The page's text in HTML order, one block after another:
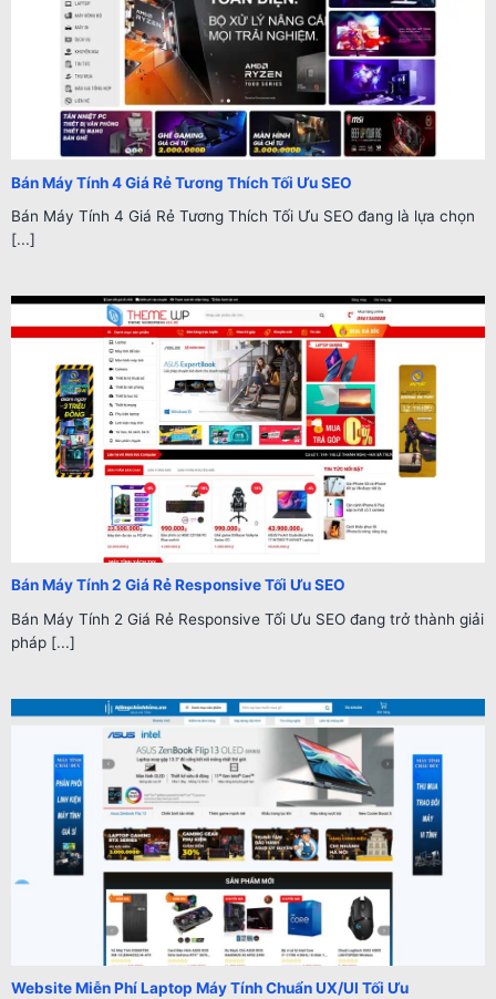
Bán Máy Tính 4 Giá Rẻ Tương Thích Tối Ưu SEO
Bán Máy Tính 4 Giá Rẻ Tương Thích Tối Ưu SEO đang là lựa chọn
[...]
Bán Máy Tính 2 Giá Rẻ Responsive Tối Ưu SEO
Bán Máy Tính 2 Giá Rẻ Responsive Tối Ưu SEO đang trở thành giải
pháp [...]
Website Miễn Phí Laptop Máy Tính Chuẩn UX/UI Tối Ưu